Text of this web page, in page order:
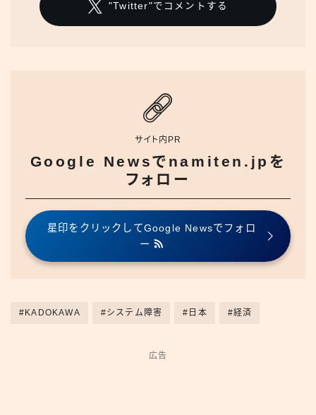
"Twitter"でコメントする
サイト内PR
Google Newsでnamiten.jpを
フォロー
星印をクリックしてGoogle Newsでフォロ
ー
#KADOKAWA #システム障害 #日本 #経済
広告